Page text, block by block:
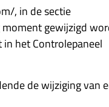
, in de sectie
moment gewijzigd
het Controlepaneel
de wijziging van